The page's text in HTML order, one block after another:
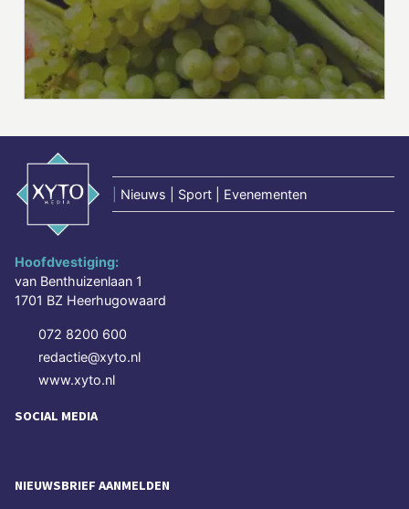
Nieuws | Sport | Evenementen
Hoofdvestiging:
van Benthuizenlaan 1
1701 BZ Heerhugowaard
072 8200 600
redactie@xyto.nl
www.xyto.nl
SOCIAL MEDIA
NIEUWSBRIEF AANMELDEN